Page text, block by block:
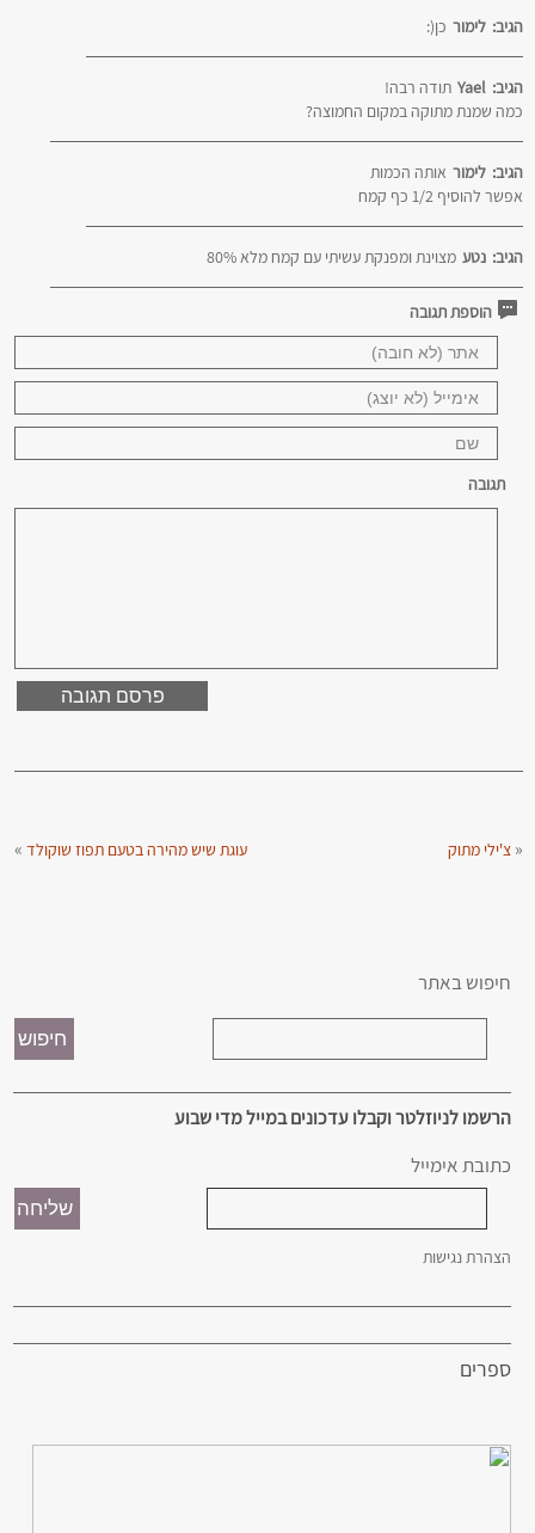
לימור הגיב: כן(:
Yael הגיב:
תודה רבה!
כמה שמנת מתוקה במקום החמוצה?
לימור הגיב:
אותה הכמות
אפשר להוסיף 1/2 כף קמח
נטע הגיב: מצוינת ומפנקת עשיתי עם קמח מלא 80%
הוספת תגובה
תגובה
« צ'ילי מתוק עוגת שיש מהירה בטעם תפוז שוקולד»
חיפוש באתר
הרשמו לניוזלטר וקבלו עדכונים במייל מדי שבוע
כתובת אימייל
הצהרת נגישות
ספרים